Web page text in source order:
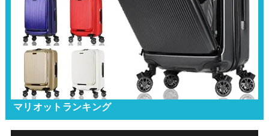
マリオットランキング